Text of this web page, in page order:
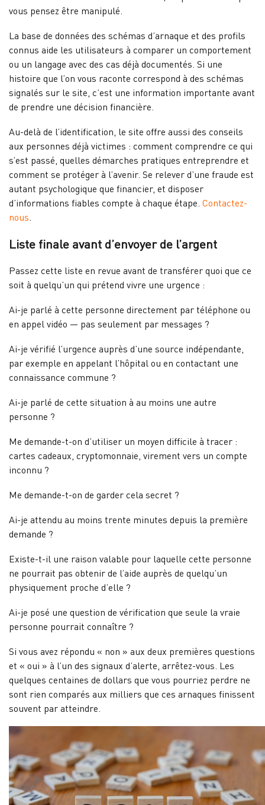
vous pensez être manipulé.
La base de données des schémas d’arnaque et des profils
connus aide les utilisateurs à comparer un comportement
ou un langage avec des cas déjà documentés. Si une
histoire que l’on vous raconte correspond à des schémas
signalés sur le site, c’est une information importante avant
de prendre une décision financière.
Au-delà de l’identification, le site offre aussi des conseils
aux personnes déjà victimes : comment comprendre ce qui
s’est passé, quelles démarches pratiques entreprendre et
comment se protéger à l’avenir. Se relever d’une fraude est
autant psychologique que financier, et disposer
d’informations fiables compte à chaque étape. Contactez-
nous.
Liste finale avant d’envoyer de l’argent
Passez cette liste en revue avant de transférer quoi que ce
soit à quelqu’un qui prétend vivre une urgence :
Ai-je parlé à cette personne directement par téléphone ou
en appel vidéo — pas seulement par messages ?
Ai-je vérifié l’urgence auprès d’une source indépendante,
par exemple en appelant l’hôpital ou en contactant une
connaissance commune ?
Ai-je parlé de cette situation à au moins une autre
personne ?
Me demande-t-on d’utiliser un moyen difficile à tracer :
cartes cadeaux, cryptomonnaie, virement vers un compte
inconnu ?
Me demande-t-on de garder cela secret ?
Ai-je attendu au moins trente minutes depuis la première
demande ?
Existe-t-il une raison valable pour laquelle cette personne
ne pourrait pas obtenir de l’aide auprès de quelqu’un
physiquement proche d’elle ?
Ai-je posé une question de vérification que seule la vraie
personne pourrait connaître ?
Si vous avez répondu « non » aux deux premières questions
et « oui » à l’un des signaux d’alerte, arrêtez-vous. Les
quelques centaines de dollars que vous pourriez perdre ne
sont rien comparés aux milliers que ces arnaques finissent
souvent par atteindre.